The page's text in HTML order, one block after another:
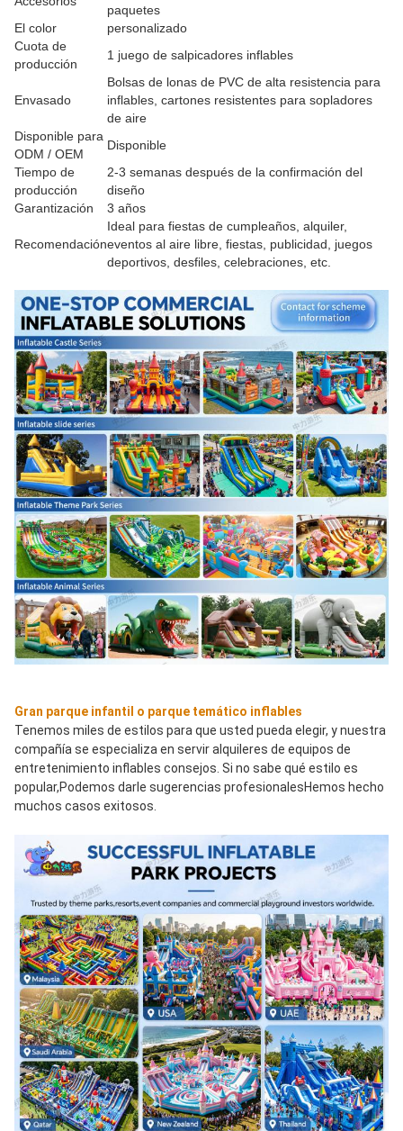
paquetes
El color
personalizado
Cuota de
producción
1 juego de salpicadores inflables
Envasado
Bolsas de lonas de PVC de alta resistencia para
inflables, cartones resistentes para sopladores
de aire
Disponible para
ODM / OEM
Disponible
Tiempo de
producción
2-3 semanas después de la confirmación del
diseño
Garantización
3 años
Recomendación
Ideal para fiestas de cumpleaños, alquiler,
eventos al aire libre, fiestas, publicidad, juegos
deportivos, desfiles, celebraciones, etc.
Gran parque infantil o parque temático inflables
Tenemos miles de estilos para que usted pueda elegir, y nuestra
compañía se especializa en servir alquileres de equipos de
entretenimiento inflables consejos. Si no sabe qué estilo es
popular,Podemos darle sugerencias profesionalesHemos hecho
muchos casos exitosos.